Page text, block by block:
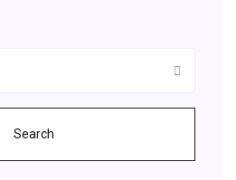
Search